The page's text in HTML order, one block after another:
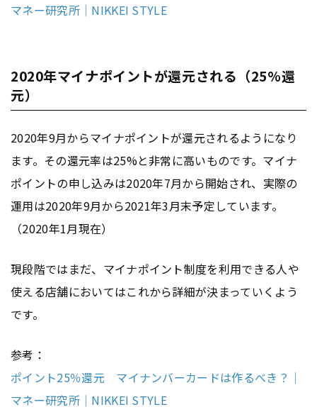
マネー研究所｜NIKKEI STYLE
2020年マイナポイントが還元される（25%還
元）
2020年9月からマイナポイントが還元されるようになり
ます。その還元率は25%と非常に高いものです。マイナ
ポイントの申し込みは2020年7月から開始され、実際の
運用は2020年9月から2021年3月末予定しています。
（2020年1月現在）
現段階ではまだ、マイナポイント制度を利用できる人や
使える店舗においてはこれから詳細が決まっていくよう
です。
参考：
ポイント25％還元 マイナンバーカードは作るべき？｜
マネー研究所｜NIKKEI STYLE